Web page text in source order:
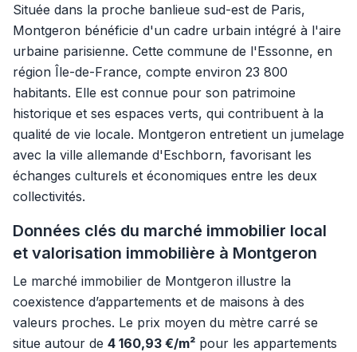
Située dans la proche banlieue sud-est de Paris,
Montgeron bénéficie d'un cadre urbain intégré à l'aire
urbaine parisienne. Cette commune de l'Essonne, en
région Île-de-France, compte environ 23 800
habitants. Elle est connue pour son patrimoine
historique et ses espaces verts, qui contribuent à la
qualité de vie locale. Montgeron entretient un jumelage
avec la ville allemande d'Eschborn, favorisant les
échanges culturels et économiques entre les deux
collectivités.
Données clés du marché immobilier local
et valorisation immobilière à Montgeron
Le marché immobilier de Montgeron illustre la
coexistence d’appartements et de maisons à des
valeurs proches. Le prix moyen du mètre carré se
situe autour de 4 160,93 €/m² pour les appartements